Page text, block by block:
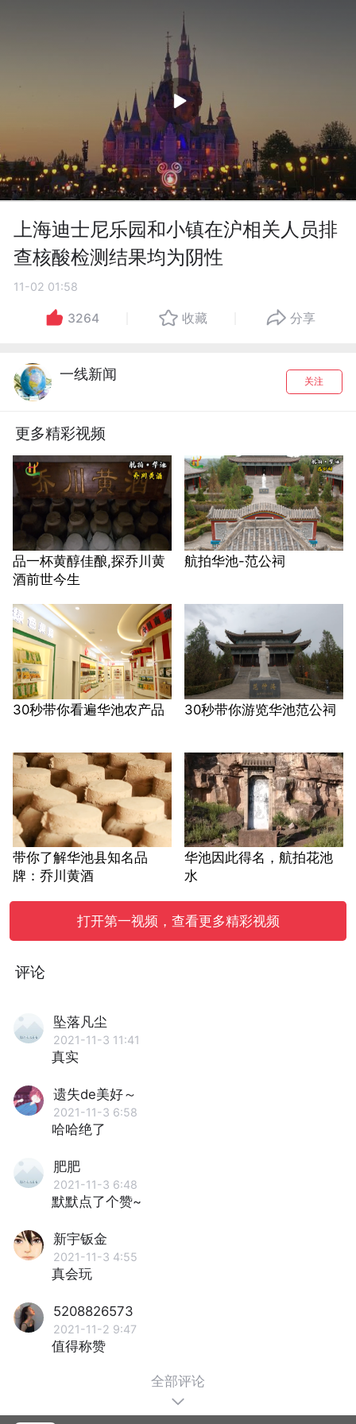
上海迪士尼乐园和小镇在沪相关人员排
查核酸检测结果均为阴性
11-02 01:58
3264 收藏 分享
一线新闻 关注
更多精彩视频
品一杯黄醇佳酿,探乔川黄
酒前世今生
航拍华池-范公祠
30秒带你看遍华池农产品 30秒带你游览华池范公祠
带你了解华池县知名品
牌：乔川黄酒
华池因此得名，航拍花池
水
打开第一视频，查看更多精彩视频
评论
坠落凡尘
2021-11-3 11:41
真实
遗失de美好～
2021-11-3 6:58
哈哈绝了
肥肥
2021-11-3 6:48
默默点了个赞~
新宇钣金
2021-11-3 4:55
真会玩
5208826573
2021-11-2 9:47
值得称赞
全部评论